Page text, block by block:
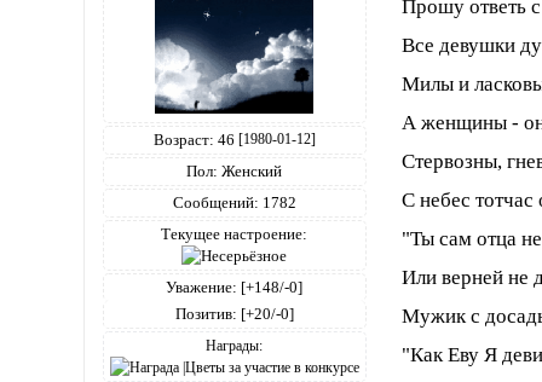
Возраст: 46 [1980-01-12]
Пол: Женский
Сообщений: 1782
Текущее настроение:
Уважение: [+148/-0]
Позитив: [+20/-0]
Награды:
Прошу ответь
Все девушки
Милы и
А женщины -
Стервозны,
С небес
"Ты сам отца
Или верней не
Мужик с
"Как Еву Я